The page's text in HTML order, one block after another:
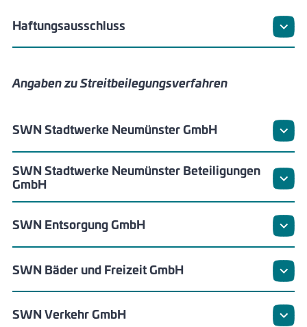
Haftungsausschluss
Angaben zu Streitbeilegungsverfahren
SWN Stadtwerke Neumünster GmbH
SWN Stadtwerke Neumünster Beteiligungen
GmbH
SWN Entsorgung GmbH
SWN Bäder und Freizeit GmbH
SWN Verkehr GmbH